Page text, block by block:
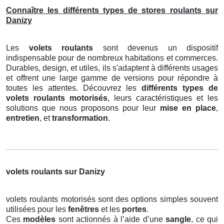
Connaître les différents types de stores roulants sur
Danizy
Les volets roulants sont devenus un dispositif
indispensable pour de nombreux habitations et commerces.
Durables, design, et utiles, ils s'adaptent à différents usages
et offrent une large gamme de versions pour répondre à
toutes les attentes. Découvrez lesdifférents types de
volets roulants motorisés, leurs caractéristiques et les
solutions que nous proposons pour leur mise en place,
entretien, ettransformation.
volets roulants sur Danizy
volets roulants motorisés sont des options simples souvent
utilisées pour les fenêtres et les portes.
Ces modèles sont actionnés à l’aide d’unesangle, ce qui